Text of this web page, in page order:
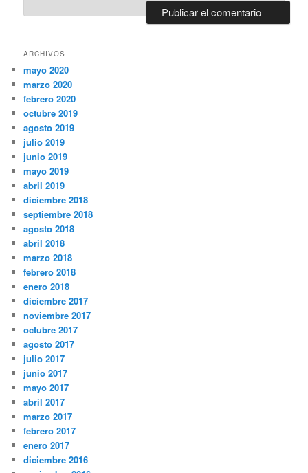
ARCHIVOS
mayo 2020
marzo 2020
febrero 2020
octubre 2019
agosto 2019
julio 2019
junio 2019
mayo 2019
abril 2019
diciembre 2018
septiembre 2018
agosto 2018
abril 2018
marzo 2018
febrero 2018
enero 2018
diciembre 2017
noviembre 2017
octubre 2017
agosto 2017
julio 2017
junio 2017
mayo 2017
abril 2017
marzo 2017
febrero 2017
enero 2017
diciembre 2016